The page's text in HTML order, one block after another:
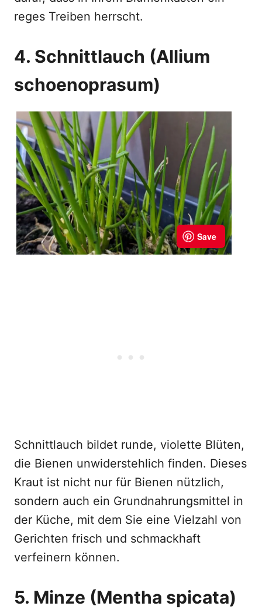
reges Treiben herrscht.
4. Schnittlauch (Allium
schoenoprasum)
Schnittlauch bildet runde, violette Blüten,
die Bienen unwiderstehlich finden. Dieses
Kraut ist nicht nur für Bienen nützlich,
sondern auch ein Grundnahrungsmittel in
der Küche, mit dem Sie eine Vielzahl von
Gerichten frisch und schmackhaft
verfeinern können.
5. Minze (Mentha spicata)